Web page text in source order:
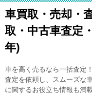
車買取・売却・
取・中古車査定
年)
車を高く売るなら一括査定
査定を依頼し、スムーズな
に関するお役立ち情報も満